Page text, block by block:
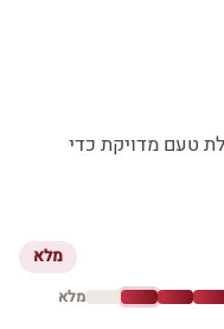
טעם מדויקת כדי
מלא
מלא